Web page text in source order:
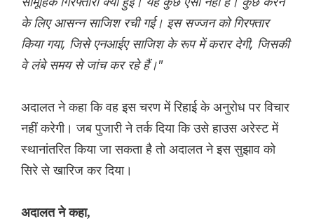
के लिए आसन्न साजिश रची गई। इस सज्जन को गिरफ्तार
किया गया, जिसे एनआईए साजिश के रूप में करार देगी, जिसकी
वे लंबे समय से जांच कर रहे हैं।"
अदालत ने कहा कि वह इस चरण में रिहाई के अनुरोध पर विचार
नहीं करेगी। जब पुजारी ने तर्क दिया कि उसे हाउस अरेस्ट में
स्थानांतरित किया जा सकता है तो अदालत ने इस सुझाव को
सिरे से खारिज कर दिया।
अदालत ने कहा,